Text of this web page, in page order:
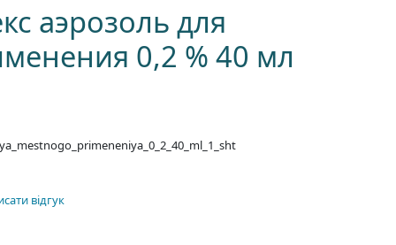
аэрозоль для
0,2 % 40 мл
відгук